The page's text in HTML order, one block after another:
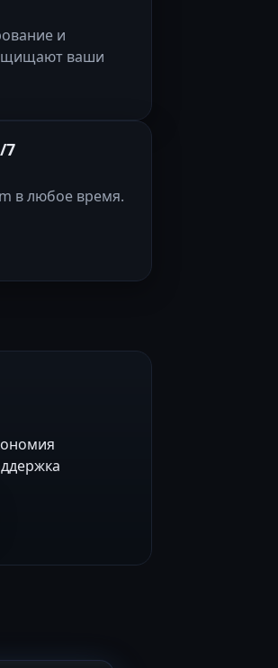
и
ваши
7
в любое время.